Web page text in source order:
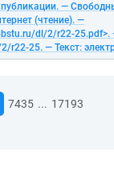
публикации. —
(чтение). —
dl/2/r22-25.pdf>.
r22-25. — Текст:
7435 ... 17193